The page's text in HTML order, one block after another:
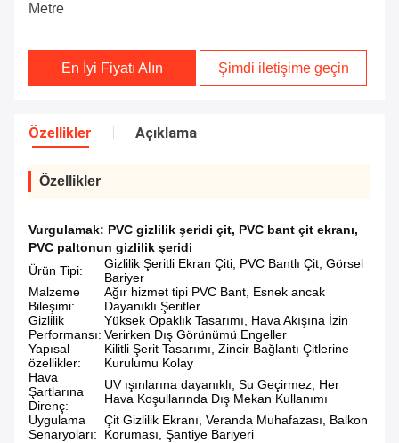
Metre
En İyi Fiyatı Alın Şimdi iletişime geçin
Özellikler Açıklama
Özellikler
Vurgulamak: PVC gizlilik şeridi çit, PVC bant çit ekranı,
PVC paltonun gizlilik şeridi
Ürün Tipi:
Gizlilik Şeritli Ekran Çiti, PVC Bantlı Çit, Görsel
Bariyer
Malzeme
Bileşimi:
Ağır hizmet tipi PVC Bant, Esnek ancak
Dayanıklı Şeritler
Gizlilik
Performansı:
Yüksek Opaklık Tasarımı, Hava Akışına İzin
Verirken Dış Görünümü Engeller
Yapısal
özellikler:
Kilitli Şerit Tasarımı, Zincir Bağlantı Çitlerine
Kurulumu Kolay
Hava
Şartlarına
Direnç:
UV ışınlarına dayanıklı, Su Geçirmez, Her
Hava Koşullarında Dış Mekan Kullanımı
Uygulama
Senaryoları:
Çit Gizlilik Ekranı, Veranda Muhafazası, Balkon
Koruması, Şantiye Bariyeri